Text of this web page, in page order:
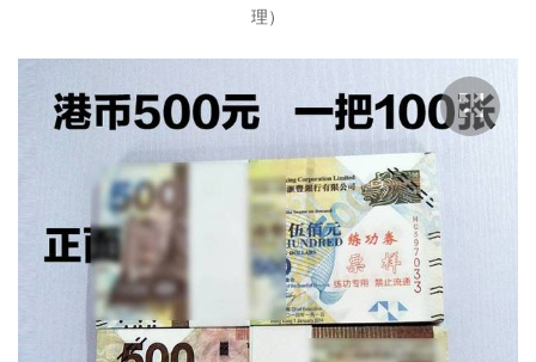
理）